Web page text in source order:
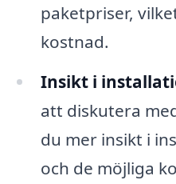
paketpriser,
kostnad.
Insikt i
att diskutera
du mer insikt i
och de möjliga